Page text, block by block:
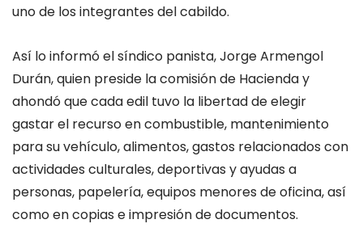
uno de los integrantes del cabildo.
Así lo informó el síndico panista, Jorge Armengol
Durán, quien preside la comisión de Hacienda y
ahondó que cada edil tuvo la libertad de elegir
gastar el recurso en combustible, mantenimiento
para su vehículo, alimentos, gastos relacionados con
actividades culturales, deportivas y ayudas a
personas, papelería, equipos menores de oficina, así
como en copias e impresión de documentos.